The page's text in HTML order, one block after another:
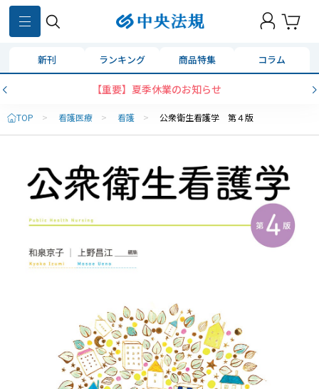
新刊 ランキング 商品特集 コラム
【重要】夏季休業のお知らせ
TOP > 看護医療 > 看護 > 公衆衛生看護学 第４版